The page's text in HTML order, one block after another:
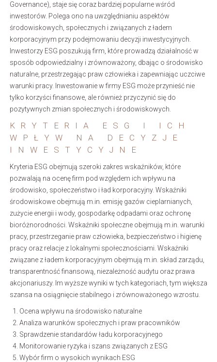
Governance), staje się coraz bardziej popularne wśród
inwestorów. Polega ono na uwzględnianiu aspektów
środowiskowych, społecznych i związanych z ładem
korporacyjnym przy podejmowaniu decyzji inwestycyjnych.
Inwestorzy ESG poszukują firm, które prowadzą działalność w
sposób odpowiedzialny i zrównoważony, dbając o środowisko
naturalne, przestrzegając praw człowieka i zapewniając uczciwe
warunki pracy. Inwestowanie w firmy ESG może przynieść nie
tylko korzyści finansowe, ale również przyczynić się do
pozytywnych zmian społecznych i środowiskowych.
KRYTERIA ESG I ICH
WPŁYW NA DECYZJE
INWESTYCYJNE
Kryteria ESG obejmują szeroki zakres wskaźników, które
pozwalają na ocenę firm pod względem ich wpływu na
środowisko, społeczeństwo i ład korporacyjny. Wskaźniki
środowiskowe obejmują m.in. emisję gazów cieplarnianych,
zużycie energii i wody, gospodarkę odpadami oraz ochronę
bioróżnorodności. Wskaźniki społeczne obejmują m.in. warunki
pracy, przestrzeganie praw człowieka, bezpieczeństwo i higienę
pracy oraz relacje z lokalnymi społecznościami. Wskaźniki
związane z ładem korporacyjnym obejmują m.in. skład zarządu,
transparentność finansową, niezależność audytu oraz prawa
akcjonariuszy. Im wyższe wyniki w tych kategoriach, tym większa
szansa na osiągnięcie stabilnego i zrównoważonego wzrostu.
Ocena wpływu na środowisko naturalne
Analiza warunków społecznych i praw pracowników
Sprawdzenie standardów ładu korporacyjnego
Monitorowanie ryzyka i szans związanych z ESG
Wybór firm o wysokich wynikach ESG